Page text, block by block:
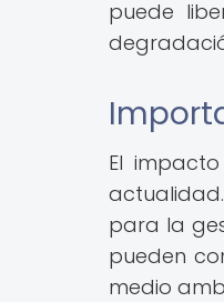
puede
El
para la
pueden
medio